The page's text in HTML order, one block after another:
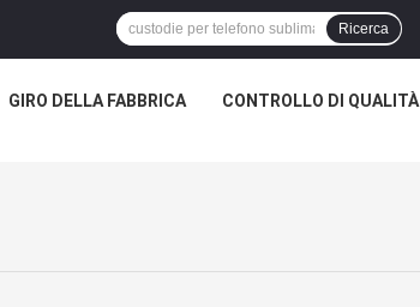
Ricerca
GIRO DELLA FABBRICA CONTROLLO DI QUALITÀ